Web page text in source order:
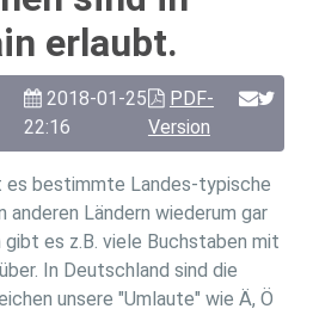
erlaubt.
2018-01-25
22:16
PDF-
Version
es bestimmte Landes-typische
anderen Ländern wiederum gar
es z.B. viele Buchstaben mit
In Deutschland sind die
unsere "Umlaute" wie Ä, Ö